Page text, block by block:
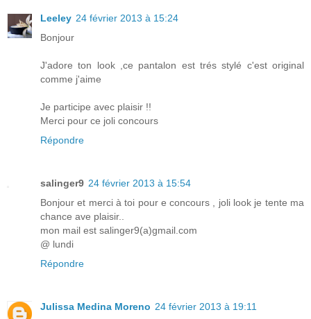
Leeley 24 février 2013 à 15:24
Bonjour
J'adore ton look ,ce pantalon est trés stylé c'est original
comme j'aime
Je participe avec plaisir !!
Merci pour ce joli concours
Répondre
salinger9 24 février 2013 à 15:54
Bonjour et merci à toi pour e concours , joli look je tente ma
chance ave plaisir..
mon mail est salinger9(a)gmail.com
@ lundi
Répondre
Julissa Medina Moreno 24 février 2013 à 19:11